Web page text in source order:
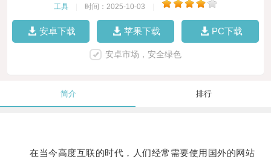
工具 时间：2025-10-03
安卓下载 苹果下载 PC下载
安卓市场，安全绿色
简介 排行
在当今高度互联的时代，人们经常需要使用国外的网站